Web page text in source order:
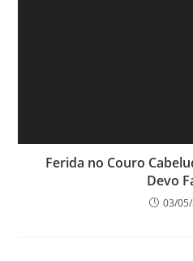
Ferida no Couro
Devo
03/